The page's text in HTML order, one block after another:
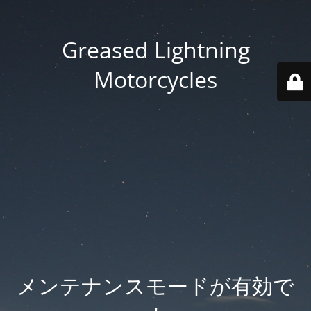
Greased Lightning
Motorcycles
メンテナンスモードが有効で